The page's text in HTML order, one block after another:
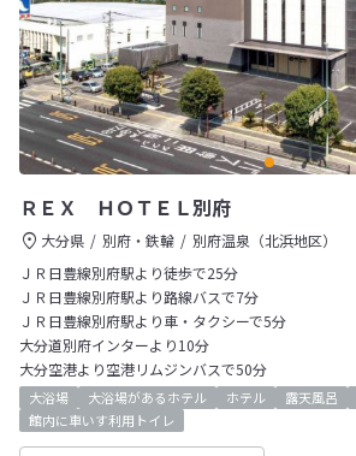
ＲＥＸ ＨＯＴＥＬ別府
大分県 別府・鉄輪
別府温泉（北浜地区）
ＪＲ日豊線別府駅より徒歩で25分
ＪＲ日豊線別府駅より路線バスで7分
ＪＲ日豊線別府駅より車・タクシーで5分
大分道別府インターより10分
大分空港より空港リムジンバスで50分
大浴場 大浴場があるホテル ホテル 露天風呂
館内に車いす利用トイレ